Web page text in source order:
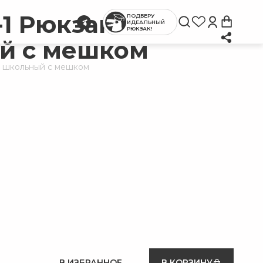
ПОДБЕРУ
ИДЕАЛЬНЫЙ
РЮКЗАК!
школьный с мешком
Рюкзак
с мешком